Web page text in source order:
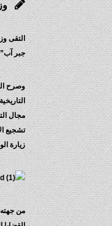
التقى
جبر
وصرح
مجال
تشجيع
زيارة
من